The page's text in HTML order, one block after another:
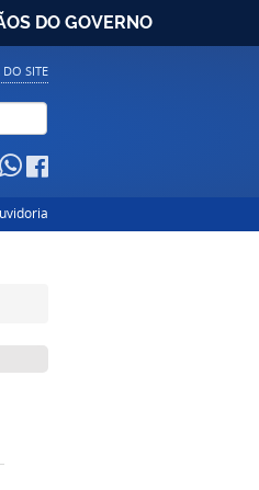
DO GOVERNO
SITE